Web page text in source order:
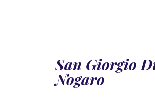
San Giorgio
Nogaro